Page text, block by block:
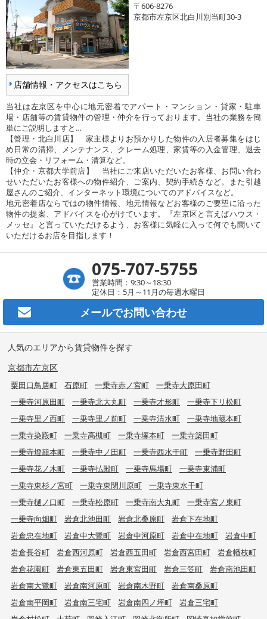
店舗情報・アクセスはこちら
〒606-8276
京都市左京区北白川別当町30-3
当社は左京区を中心に地元密着でアパート・マンション・貸家・駐車
場・店舗等の賃貸物件の管理・仲介を行っております。当社の業務を簡
単にご説明しますと…
【管理・北白川店】 家主様よりお預かりした物件の入居者募集をはじ
め日常の清掃、メンテナンス、クレーム処理、家賃等の入金管理、退去
時の立会・リフォーム・清算など。
【仲介・京都大学前店】 当社にご来店いただいたお客様、お問い合わ
せいただいたお客様への物件紹介、ご案内、契約手続きなど。また引越
屋さんのご紹介、インターネット環境についてのアドバイスなど。
地元密着店ならではの物件情報、地元情報などお客様のご要望に沿った
物件の提案、アドバイスを心がけています。『左京区と言えばハウス・
メッセ』と言っていただけるよう、お客様に気軽に入って何でも聞いて
いただけるお店を目指します！
075-707-5755
営業時間：9:30～18:30
定休日：5月～11月の毎週水曜日
メールでお問い合わせ
人気のエリアから賃貸物件を探す
京都市左京区
粟田口鳥居町 石原町 一乗寺赤ノ宮町
一乗寺大原田町
一乗寺河原田町
一乗寺北大丸町 一乗寺才形町
一乗寺下リ松町
一乗寺里ノ西町
一乗寺里ノ前町 一乗寺清水町
一乗寺地蔵本町
一乗寺染殿町
一乗寺高槻町 一乗寺塚本町
一乗寺築田町
一乗寺燈籠本町
一乗寺中ノ田町 一乗寺西水干町
一乗寺野田町
一乗寺花ノ木町
一乗寺払殿町 一乗寺馬場町
一乗寺東浦町
一乗寺東杉ノ宮町
一乗寺東閉川原町
一乗寺東水干町
一乗寺樋ノ口町
一乗寺松原町 一乗寺南大丸町
一乗寺宮ノ東町
一乗寺向畑町
岩倉北池田町 岩倉北桑原町
岩倉下在地町
岩倉忠在地町
岩倉中大鷺町 岩倉中河原町 岩倉中在地町
岩倉中町
岩倉長谷町
岩倉西河原町 岩倉西五田町 岩倉西宮田町
岩倉幡枝町
岩倉花園町
岩倉東五田町 岩倉東宮田町 岩倉三笠町
岩倉南池田町
岩倉南大鷺町
岩倉南河原町 岩倉南木野町
岩倉南桑原町
岩倉南平岡町
岩倉南三宅町 岩倉南四ノ坪町
岩倉三宅町